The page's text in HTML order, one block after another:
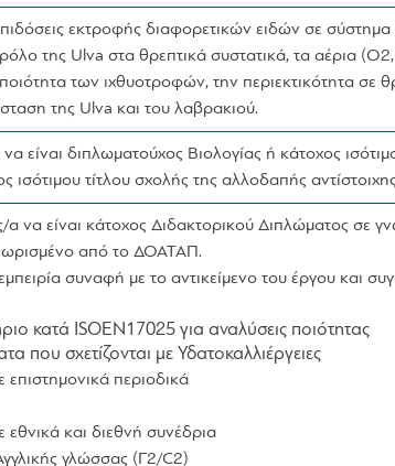
εκτροφής διαφορετικών ειδών σε
της Ulva στα θρεπτικά συστατικά, τα αέρια
των ιχθυοτροφών, την περιεκτικότητα σε
της Ulva και του λαβρακιού.
είναι διπλωματούχος Βιολογίας ή κάτοχος
ισότιμου τίτλου σχολής της αλλοδαπής
είναι κάτοχος Διδακτορικού Διπλώματος σε
από το ΔΟΑΤΑΠ.
συναφή με το αντικείμενο του έργου και
κατά ISOEN17025 για αναλύσεις ποιότητας
που σχετίζονται με Υδατοκαλλιέργειες
επιστημονικά περιοδικά
εθνικά και διεθνή συνέδρια
γλώσσας (Γ2/C2)